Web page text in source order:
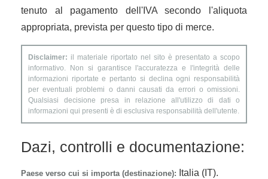
tenuto al pagamento dell'IVA secondo l'aliquota
appropriata, prevista per questo tipo di merce.
Disclaimer: il materiale riportato nel sito è presentato a scopo
informativo. Non si garantisce l'accuratezza e l'integrità delle
informazioni riportate e pertanto si declina ogni responsabilità
per eventuali problemi o danni causati da errori o omissioni.
Qualsiasi decisione presa in relazione all'utilizzo di dati o
informazioni qui presenti è di esclusiva responsabilità dell'utente.
Dazi, controlli e documentazione:
Paese verso cui si importa (destinazione): Italia (IT).